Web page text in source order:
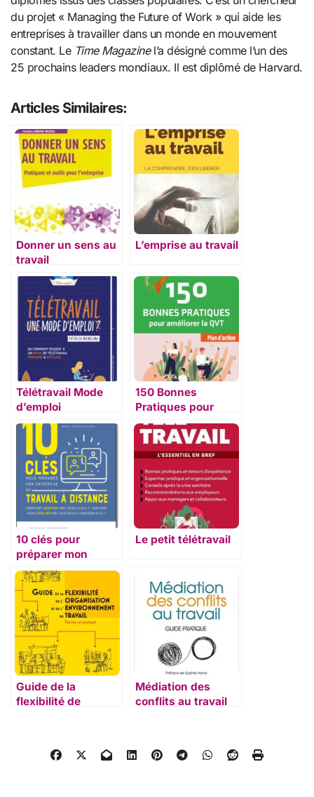
du projet « Managing the Future of Work » qui aide les
entreprises à travailler dans un monde en mouvement
constant. Le Time Magazine l’a désigné comme l’un des
25 prochains leaders mondiaux. Il est diplômé de Harvard.
Articles Similaires:
Donner un sens au
travail
L’emprise au travail
Télétravail Mode
d’emploi
150 Bonnes
Pratiques pour
améliorer la QVT –
Plan d’action
10 clés pour
préparer mon
entreprise au
travail à distance
Le petit télétravail
Guide de la
flexibilité de
Médiation des
conflits au travail